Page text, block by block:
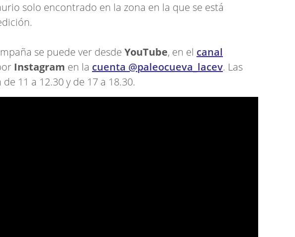
solo encontrado en la zona en la que se está
se puede ver desde YouTube, en el canal
Instagram en la cuenta @paleocueva_lacev. Las
11 a 12.30 y de 17 a 18.30.